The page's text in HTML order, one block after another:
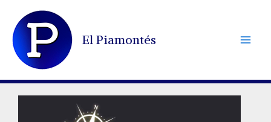
contenido
El Piamontés